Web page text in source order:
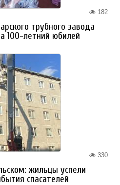
182
трубного завода
100-летний юбилей
330
жильцы успели
спасателей